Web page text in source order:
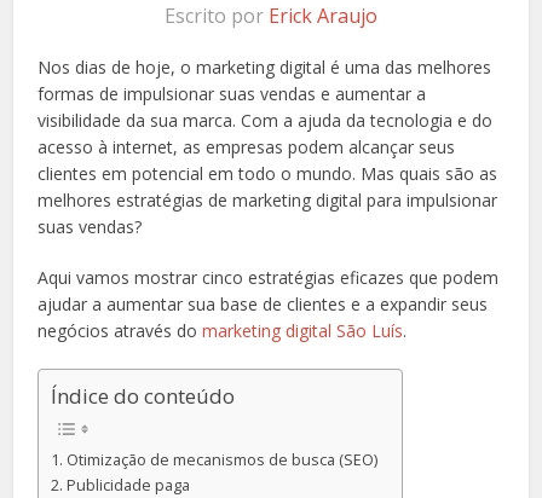
Escrito por Erick Araujo
Nos dias de hoje, o marketing digital é uma das melhores
formas de impulsionar suas vendas e aumentar a
visibilidade da sua marca. Com a ajuda da tecnologia e do
acesso à internet, as empresas podem alcançar seus
clientes em potencial em todo o mundo. Mas quais são as
melhores estratégias de marketing digital para impulsionar
suas vendas?
Aqui vamos mostrar cinco estratégias eficazes que podem
ajudar a aumentar sua base de clientes e a expandir seus
negócios através domarketing digital São Luís.
Índice do conteúdo
Otimização de mecanismos de busca (SEO)
Publicidade paga